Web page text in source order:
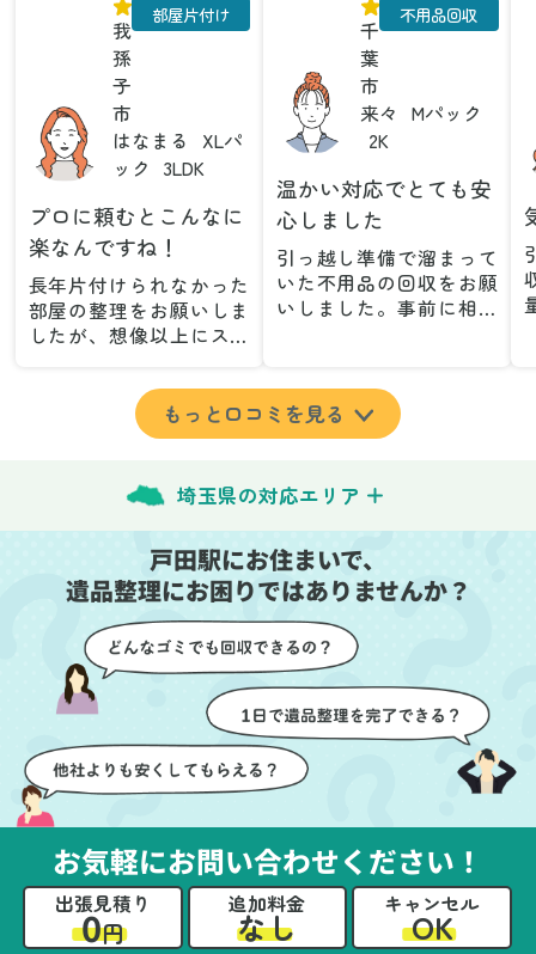
我
孫
子
市
はなまる
XLパ
ック
3LDK
部屋片付け
プロに頼むとこんなに
楽なんですね！
長年片付けられなかった
部屋の整理をお願いしま
したが、想像以上にスム
が集めた物や古い家具が
多く、自分たちだけでは
どうにもならない状態で
んが手際よく片付けてく
れたので、部屋が驚くほ
どスッキリしました。自
分では手が回らなかった
場所も含め、プロの力を
実感しました。
特に、物が散乱していた
部屋の整理や、細かなア
イテムの仕分けを迅速か
つ丁寧に対応していただ
けたのがありがたかった
です。家族それぞれが必
要なものを確認しながら
進めることができ、安心
できました。さらに、作
業終了後には部屋全体を
清掃していただき、まる
で新しい家のような清潔
千
葉
市
来々
Mパック
2K
不用品回収
温かい対応でとても安
心しました
引っ越し準備で溜まって
いた不用品の回収をお願
いしました。事前に相談
とができました。特に、
古い家具や壊れた家電な
ど、処分が難しいものが
よく対応していただき驚
きました。
当日は2名のスタッフが来
てくださり、作業の流れ
や注意点をしっかり説明
していただけたので、こ
ちらも安心感を持って作
業を見守ることができま
した。運び出しの際も、
壁や床を傷つけないよう
に細心の注意を払ってい
ただき、家全体がスムー
ズに片付いていくのがと
業が終わった後には、こ
ちらからお願いしなくて
も部屋を簡単に清掃して
いただけたのも好印象で
した。
もっと口コミを見る
埼玉県の対応エリア
戸田駅にお住まいで、
遺品整理にお困りではありませんか？
お気軽にお問い合わせください！
出張見積り
0円
追加料金
なし
キャンセル
OK